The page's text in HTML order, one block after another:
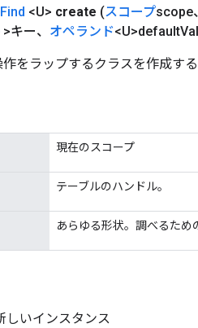
Find <U> create (スコープscope
>キー、 オペランド<U>default
をラップするクラスを作成す
現在のスコープ
テーブルのハンドル。
あらゆる形状。調べるため
しいインスタンス